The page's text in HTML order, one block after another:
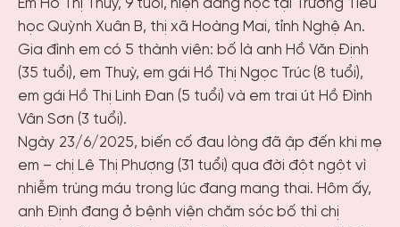
Em Hồ Thị Thuỳ, 9 tuổi, hiện đang học tại Trường Tiểu
học Quỳnh Xuân B, thị xã Hoàng Mai, tỉnh Nghệ An.
Gia đình em có 5 thành viên: bố là anh Hồ Văn Định
(35 tuổi), em Thuỳ, em gái Hồ Thị Ngọc Trúc (8 tuổi),
em gái Hồ Thị Linh Đan (5 tuổi) và em trai út Hồ Đình
Vân Sơn (3 tuổi).
Ngày 23/6/2025, biến cố đau lòng đã ập đến khi mẹ
em – chị Lê Thị Phượng (31 tuổi) qua đời đột ngột vì
nhiễm trùng máu trong lúc đang mang thai. Hôm ấy,
anh Định đang ở bệnh viện chăm sóc bố thì chị